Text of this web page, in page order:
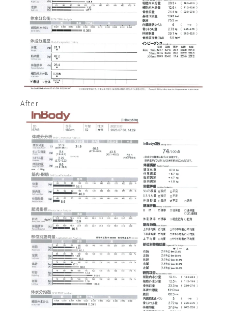
After